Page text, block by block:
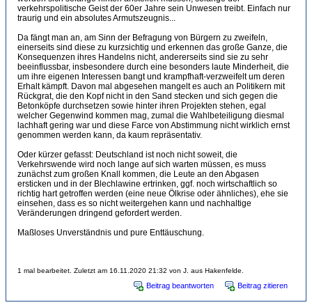
verkehrspolitische Geist der 60er Jahre sein Unwesen treibt. Einfach nur
traurig und ein absolutes Armutszeugnis...
Da fängt man an, am Sinn der Befragung von Bürgern zu zweifeln,
einerseits sind diese zu kurzsichtig und erkennen das große Ganze, die
Konsequenzen ihres Handelns nicht, andererseits sind sie zu sehr
beeinflussbar, insbesondere durch eine besonders laute Minderheit, die
um ihre eigenen Interessen bangt und krampfhaft-verzweifelt um deren
Erhalt kämpft. Davon mal abgesehen mangelt es auch an Politikern mit
Rückgrat, die den Kopf nicht in den Sand stecken und sich gegen die
Betonköpfe durchsetzen sowie hinter ihren Projekten stehen, egal
welcher Gegenwind kommen mag, zumal die Wahlbeteiligung diesmal
lachhaft gering war und diese Farce von Abstimmung nicht wirklich ernst
genommen werden kann, da kaum repräsentativ.
Oder kürzer gefasst: Deutschland ist noch nicht soweit, die
Verkehrswende wird noch lange auf sich warten müssen, es muss
zunächst zum großen Knall kommen, die Leute an den Abgasen
ersticken und in der Blechlawine ertrinken, ggf. noch wirtschaftlich so
richtig hart getroffen werden (eine neue Ölkrise oder ähnliches), ehe sie
einsehen, dass es so nicht weitergehen kann und nachhaltige
Veränderungen dringend gefordert werden.
Maßloses Unverständnis und pure Enttäuschung.
1 mal bearbeitet. Zuletzt am 16.11.2020 21:32 von J. aus Hakenfelde.
Beitrag beantworten Beitrag zitieren